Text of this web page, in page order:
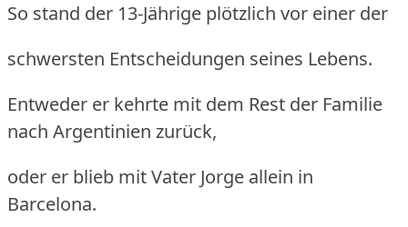
So stand der 13-Jährige plötzlich vor einer der
schwersten Entscheidungen seines Lebens.
Entweder er kehrte mit dem Rest der Familie
nach Argentinien zurück,
oder er blieb mit Vater Jorge allein in
Barcelona.